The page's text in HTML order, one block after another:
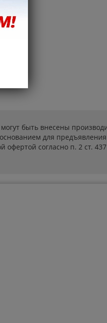
быть внесены
для
согласно п. 2 ст. 437